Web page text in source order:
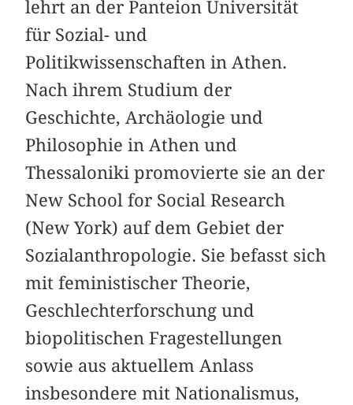
lehrt an der Panteion Universität
für Sozial- und
Politikwissenschaften in Athen.
Nach ihrem Studium der
Geschichte, Archäologie und
Philosophie in Athen und
Thessaloniki promovierte sie an der
New School for Social Research
(New York) auf dem Gebiet der
Sozialanthropologie. Sie befasst sich
mit feministischer Theorie,
Geschlechterforschung und
biopolitischen Fragestellungen
sowie aus aktuellem Anlass
insbesondere mit Nationalismus,